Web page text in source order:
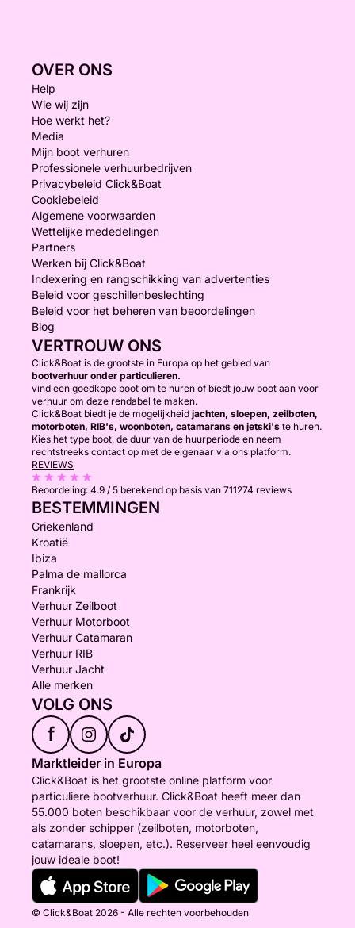
OVER ONS
Help
Wie wij zijn
Hoe werkt het?
Media
Mijn boot verhuren
Professionele verhuurbedrijven
Privacybeleid Click&Boat
Cookiebeleid
Algemene voorwaarden
Wettelijke mededelingen
Partners
Werken bij Click&Boat
Indexering en rangschikking van advertenties
Beleid voor geschillenbeslechting
Beleid voor het beheren van beoordelingen
Blog
VERTROUW ONS
Click&Boat is de grootste in Europa op het gebied van
bootverhuur onder particulieren.
vind een goedkope boot om te huren of biedt jouw boot aan voor
verhuur om deze rendabel te maken.
Click&Boat biedt je de mogelijkheid jachten, sloepen, zeilboten,
motorboten, RIB's, woonboten, catamarans en jetski's te huren.
Kies het type boot, de duur van de huurperiode en neem
rechtstreeks contact op met de eigenaar via ons platform.
REVIEWS
Beoordeling: 4.9 / 5 berekend op basis van 711274 reviews
BESTEMMINGEN
Griekenland
Kroatië
Ibiza
Palma de mallorca
Frankrijk
Verhuur Zeilboot
Verhuur Motorboot
Verhuur Catamaran
Verhuur RIB
Verhuur Jacht
Alle merken
VOLG ONS
f
Marktleider in Europa
Click&Boat is het grootste online platform voor
particuliere bootverhuur. Click&Boat heeft meer dan
55.000 boten beschikbaar voor de verhuur, zowel met
als zonder schipper (zeilboten, motorboten,
catamarans, sloepen, etc.). Reserveer heel eenvoudig
jouw ideale boot!
© Click&Boat 2026 - Alle rechten voorbehouden